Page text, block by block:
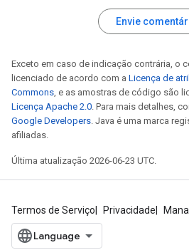
Envie
Exceto em caso de indicação contrária, o
licenciado de acordo com a Licença de
Commons, e as amostras de código são
Licença Apache 2.0. Para mais detalhes,
Google Developers. Java é uma marca
afiliadas.
Última atualização 2026-06-23 UTC.
Termos de Serviço Privacidade